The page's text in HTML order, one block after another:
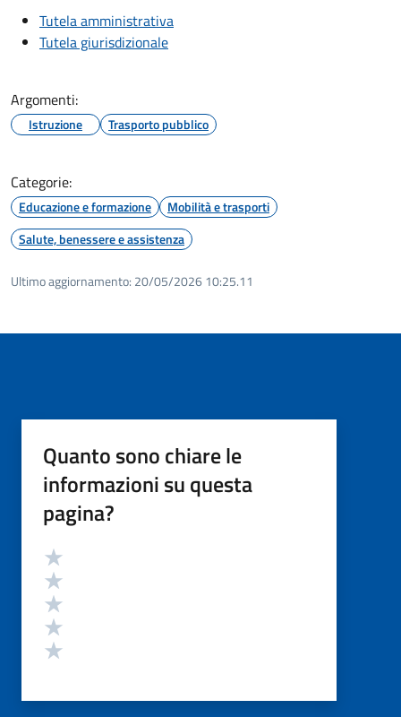
Tutela amministrativa
Tutela giurisdizionale
Argomenti:
Istruzione Trasporto pubblico
Categorie:
Educazione e formazione
Mobilità e trasporti
Salute, benessere e assistenza
Ultimo aggiornamento: 20/05/2026 10:25.11
Quanto sono chiare le
informazioni su questa
pagina?
Valutazione